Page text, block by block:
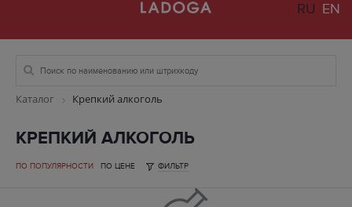
RU EN
Каталог Крепкий алкоголь
КРЕПКИЙ АЛКОГОЛЬ
ПО ПОПУЛЯРНОСТИ ПО ЦЕНЕ ФИЛЬТР